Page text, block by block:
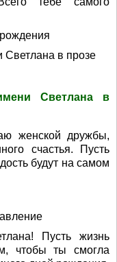
Светлана в прозе
Светлана в
женской дружбы,
счастья. Пусть
будут на самом
Пусть жизнь
чтобы ты смогла